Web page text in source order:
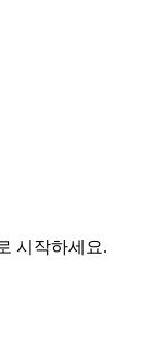
시작하세요.